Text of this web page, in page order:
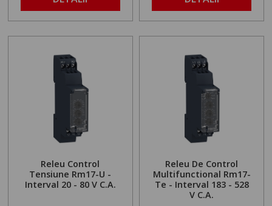
Releu Control
Tensiune Rm17-U -
Interval 20 - 80 V C.A.
Releu De Control
Multifunctional Rm17-
Te - Interval 183 - 528
V C.A.